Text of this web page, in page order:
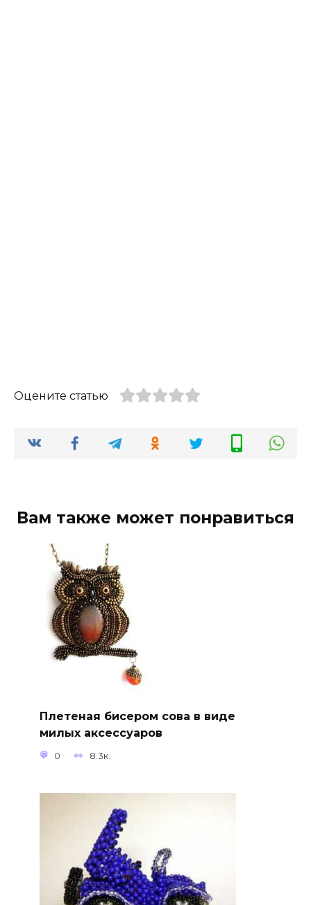
Оцените статью
Вам также может понравиться
Плетеная бисером сова в виде
милых аксессуаров
0 8.3к.